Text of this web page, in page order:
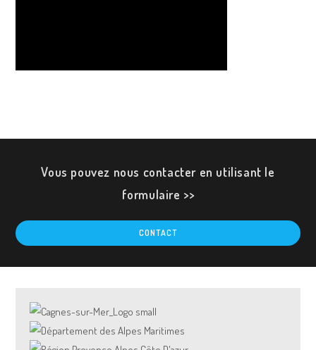
Vous pouvez nous contacter en utilisant le
formulaire >>
CONTACT